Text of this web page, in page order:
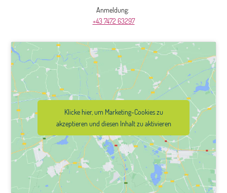
Anmeldung:
+43 7472 63297
Klicke hier, um Marketing-Cookies zu
akzeptieren und diesen Inhalt zu aktivieren